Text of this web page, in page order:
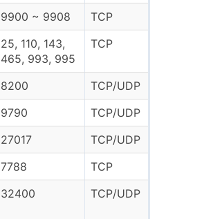
9900 ~ 9908
TCP
25, 110, 143,
465, 993, 995
TCP
8200
TCP/UDP
9790
TCP/UDP
27017
TCP/UDP
7788
TCP
32400 TCP/UDP